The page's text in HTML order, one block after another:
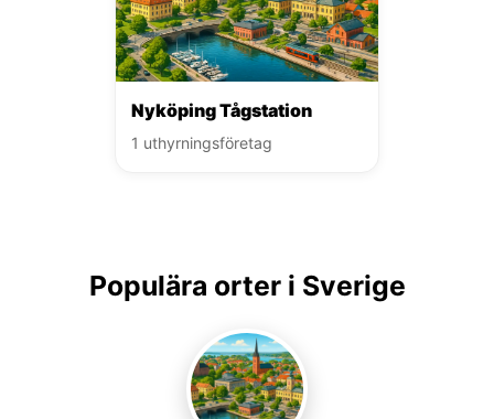
Nyköping Tågstation
1 uthyrningsföretag
Populära orter i Sverige